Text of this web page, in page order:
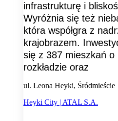
infrastrukturę i
Wyróżnia się też
która współgra z
krajobrazem.
się z 387 mieszkań
rozkładzie oraz
ul. Leona Heyki, Śródmieście
Heyki City | ATAL S.A.